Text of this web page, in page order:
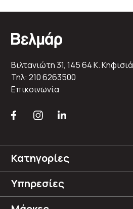
Βιλτανιώτη 31, 145 64 K. Κηφισιά
Τηλ: 210 6263500
Επικοινωνία
Κατηγορίες
Υπηρεσίες